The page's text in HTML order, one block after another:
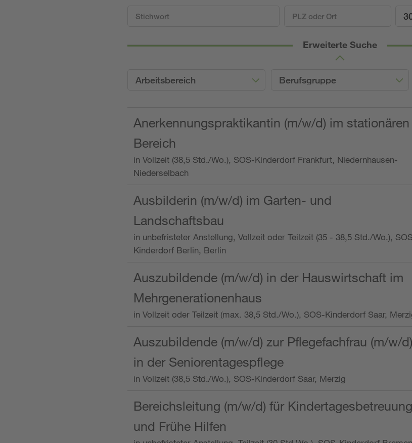
Erweiterte Suche
Arbeitsbereich Berufsgruppe
Anerkennungspraktikantin (m/w/d) im stationären
Bereich
in Vollzeit (38,5 Std./Wo.), SOS-Kinderdorf Frankfurt, Niedernhausen-
Niederselbach
Ausbilderin (m/w/d) im Garten- und
Landschaftsbau
in unbefristeter Anstellung, Vollzeit oder Teilzeit (35 - 38,5 Std./Wo.),
Kinderdorf Berlin, Berlin
Auszubildende (m/w/d) in der Hauswirtschaft im
Mehrgenerationenhaus
in Vollzeit oder Teilzeit (max. 38,5 Std./Wo.), SOS-Kinderdorf Saar,
Auszubildende (m/w/d) zur Pflegefachfrau (m/w/d)
in der Seniorentagespflege
in Vollzeit (38,5 Std./Wo.), SOS-Kinderdorf Saar, Merzig
Bereichsleitung (m/w/d) für Kindertagesbetreuung
und Frühe Hilfen